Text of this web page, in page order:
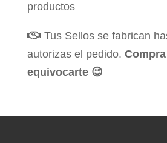
productos
Tus Sellos se fabrican
autorizas el pedido.
equivocarte 😉